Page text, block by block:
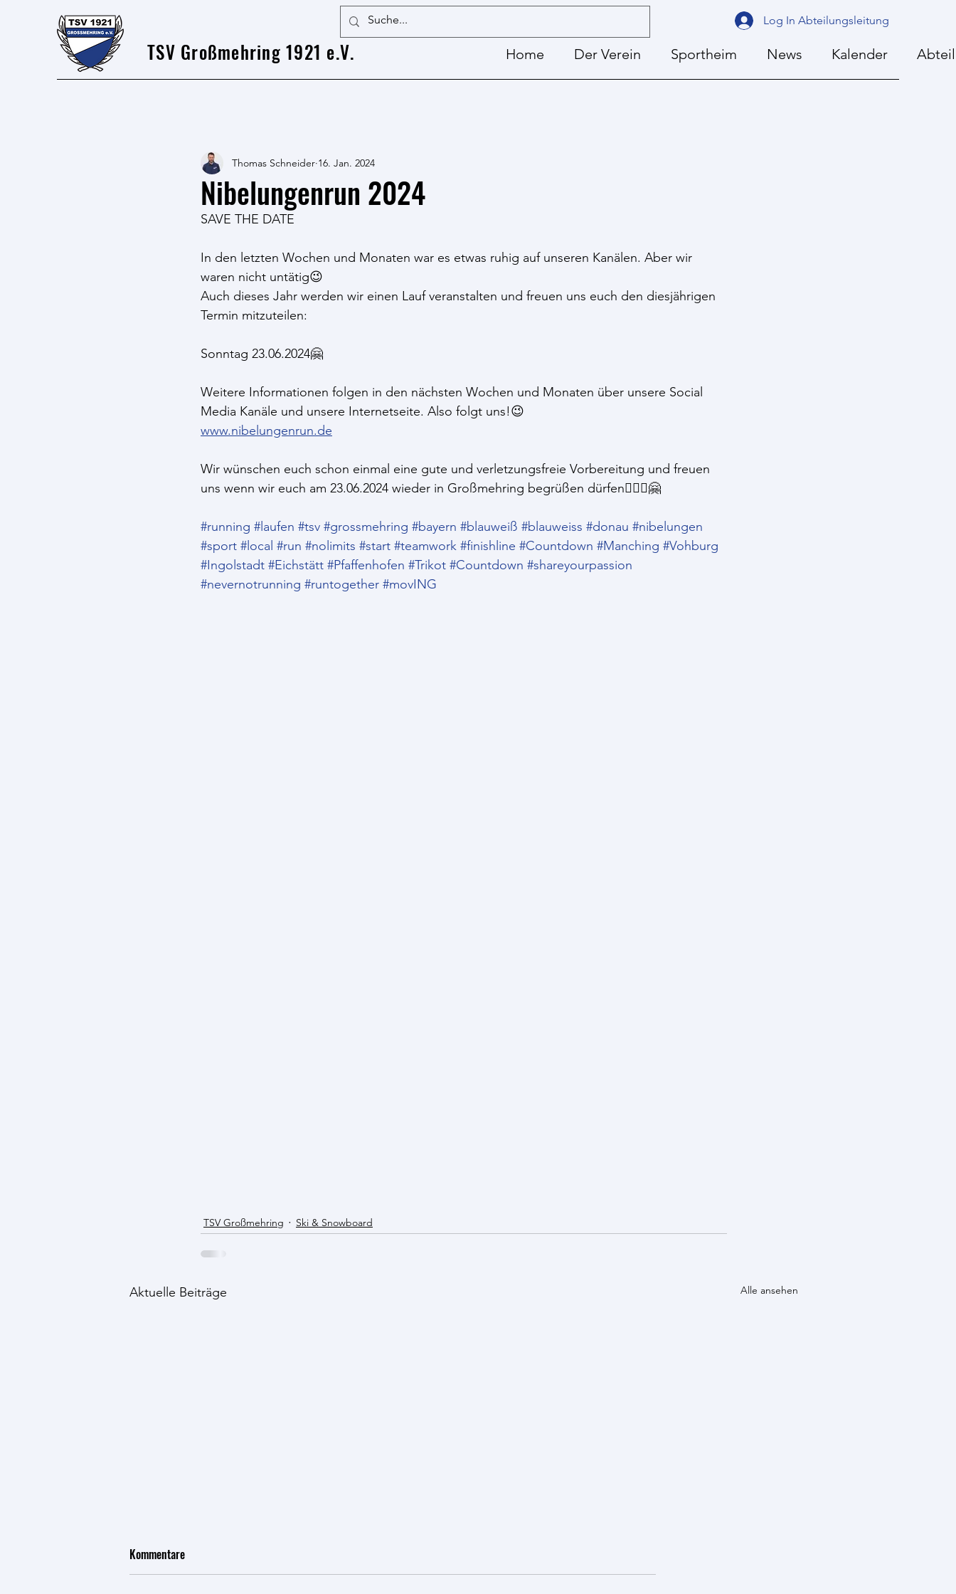
TSV Großmehring 1921 e.V.
Log In Abteilungsleitung
Home Der Verein Sportheim News Kalender
Nibelungenrun 2024
Thomas Schneider 16. Jan. 2024
SAVE THE DATE
In den letzten Wochen und Monaten war es etwas ruhig auf unseren Kanälen. Aber wir
waren nicht untätig😉
Auch dieses Jahr werden wir einen Lauf veranstalten und freuen uns euch den diesjährigen
Termin mitzuteilen:
Sonntag 23.06.2024🤗
Weitere Informationen folgen in den nächsten Wochen und Monaten über unsere Social
Media Kanäle und unsere Internetseite. Also folgt uns!😉
www.nibelungenrun.de
Wir wünschen euch schon einmal eine gute und verletzungsfreie Vorbereitung und freuen
uns wenn wir euch am 23.06.2024 wieder in Großmehring begrüßen dürfen🏃🏼‍♂️🤗
#running #laufen #tsv #grossmehring #bayern #blauweiß #blauweiss #donau #nibelungen
#sport #local #run #nolimits #start #teamwork #finishline #Countdown #Manching #Vohburg
#Ingolstadt #Eichstätt #Pfaffenhofen #Trikot #Countdown #shareyourpassion
#nevernotrunning #runtogether #movING
TSV Großmehring Ski & Snowboard
Aktuelle Beiträge Alle ansehen
Kommentare